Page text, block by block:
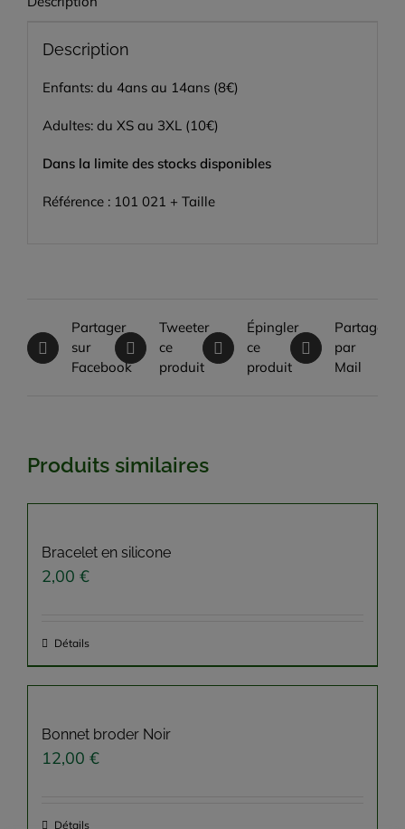
Description
Enfants: du 4ans au 14ans (8€)
Adultes: du XS au 3XL (10€)
Dans la limite des stocks disponibles
Référence : 101 021 + Taille
Partager
sur
Facebook
Tweeter
ce
produit
Épingler
ce
produit
Partager
par
Mail
Produits similaires
Bracelet en silicone
2,00 €
Détails
Bonnet broder Noir
12,00 €
Détails